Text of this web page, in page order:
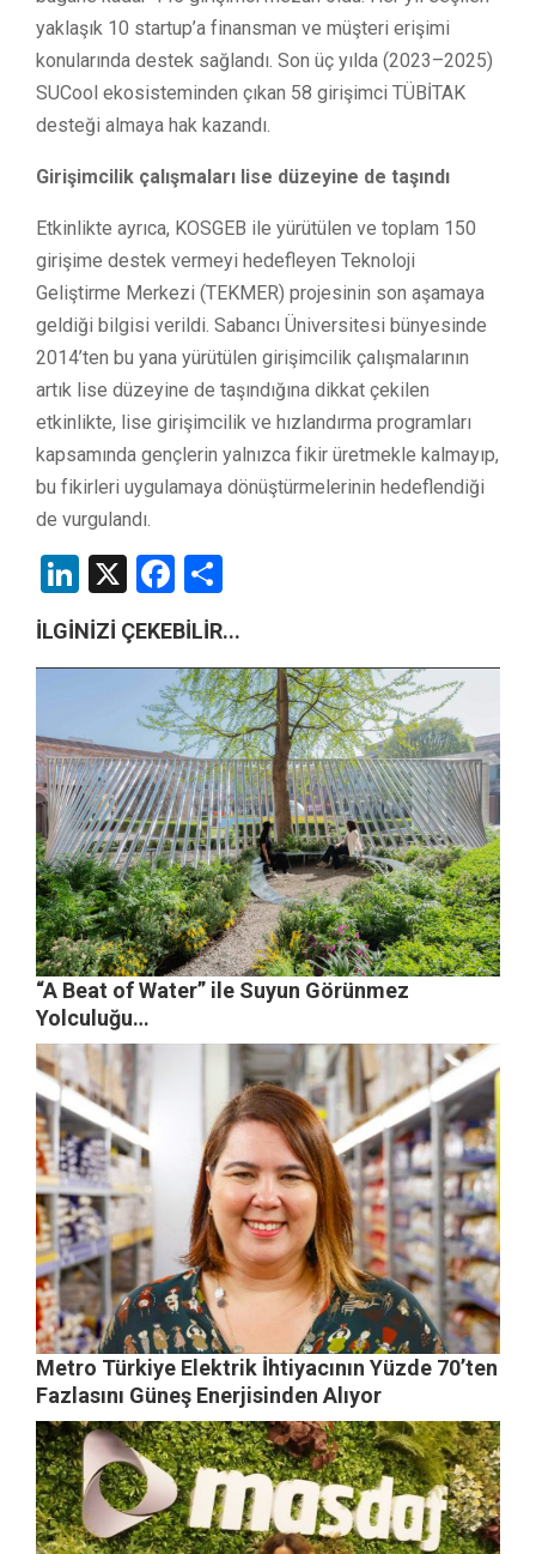
yaklaşık 10 startup’a finansman ve müşteri erişimi
konularında destek sağlandı. Son üç yılda (2023–2025)
SUCool ekosisteminden çıkan 58 girişimci TÜBİTAK
desteği almaya hak kazandı.
Girişimcilik çalışmaları lise düzeyine de taşındı
Etkinlikte ayrıca, KOSGEB ile yürütülen ve toplam 150
girişime destek vermeyi hedefleyen Teknoloji
Geliştirme Merkezi (TEKMER) projesinin son aşamaya
geldiği bilgisi verildi. Sabancı Üniversitesi bünyesinde
2014’ten bu yana yürütülen girişimcilik çalışmalarının
artık lise düzeyine de taşındığına dikkat çekilen
etkinlikte, lise girişimcilik ve hızlandırma programları
kapsamında gençlerin yalnızca fikir üretmekle kalmayıp,
bu fikirleri uygulamaya dönüştürmelerinin hedeflendiği
de vurgulandı.
LinkedIn
X Facebook
İLGİNİZİ ÇEKEBİLİR...
“A Beat of Water” ile Suyun Görünmez
Yolculuğu…
Metro Türkiye Elektrik İhtiyacının Yüzde 70’ten
Fazlasını Güneş Enerjisinden Alıyor